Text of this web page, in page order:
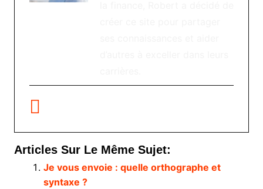
Articles Sur Le Même Sujet:
Je vous envoie : quelle orthographe et
syntaxe ?